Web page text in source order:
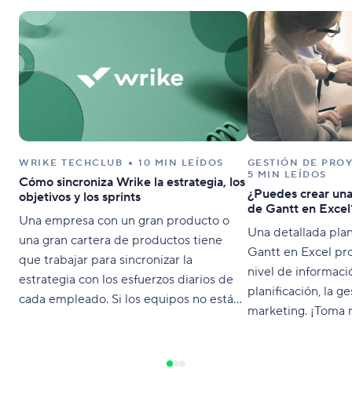
WRIKE TECHCLUB 10 MIN LEÍDOS
Cómo sincroniza Wrike la estrategia, los
objetivos y los sprints
Una empresa con un gran producto o
una gran cartera de productos tiene
que trabajar para sincronizar la
estrategia con los esfuerzos diarios de
cada empleado. Si los equipos no están
artículo, revelaremos cómo nuestra
GESTIÓN DE
5 MIN LEÍDOS
¿Puedes crear
de Gantt en
Una detallada
Gantt en Excel
nivel de
planificación, la
marketing. ¡Toma